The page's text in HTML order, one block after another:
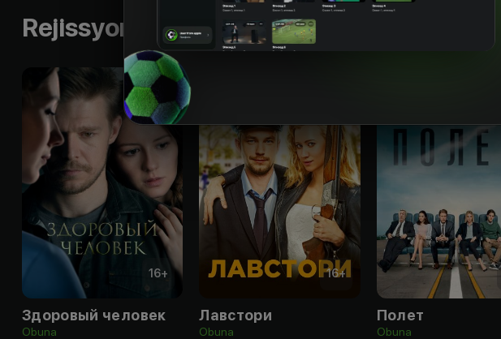
Rejissyorning boshqa ishlari
16+
Здоровый человек
Obuna
16+
Лавстори
Obuna
Полет
Obuna